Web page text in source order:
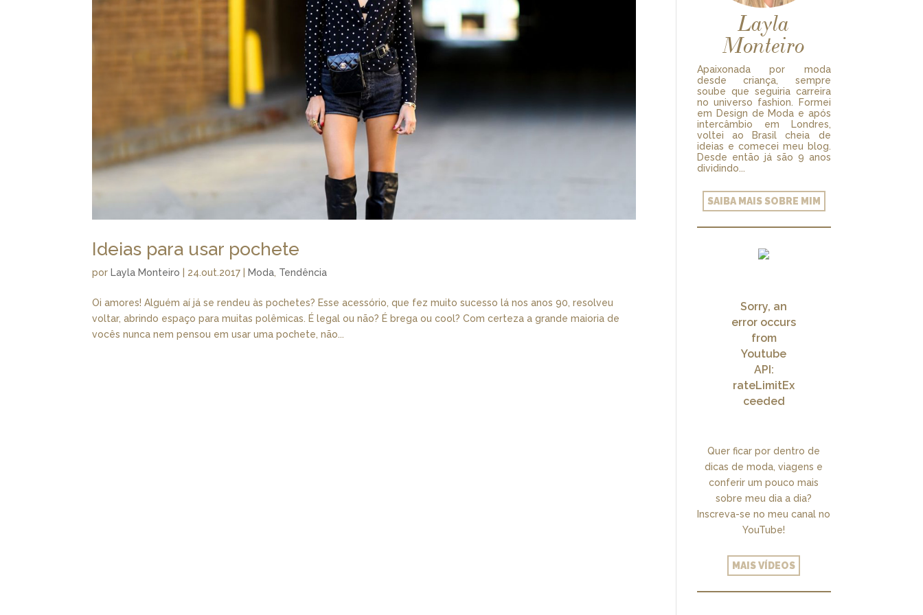
Ideias para usar pochete
por Layla Monteiro 24.out.2017 Moda, Tendência
Oi amores! Alguém aí já se rendeu às pochetes? Esse acessório, que fez muito sucesso lá nos anos 90, resolveu
voltar, abrindo espaço para muitas polêmicas. É legal ou não? É brega ou cool? Com certeza a grande maioria de
vocês nunca nem pensou em usar uma pochete, não...
Layla
Monteiro
Apaixonada por moda
desde criança, sempre
soube que seguiria carreira
no universo fashion. Formei
em Design de Moda e após
intercâmbio em Londres,
voltei ao Brasil cheia de
ideias e comecei meu blog.
Desde então já são 9 anos
dividindo...
SAIBA MAIS SOBRE MIM
Sorry, an
error occurs
from
Youtube
API:
rateLimitEx
ceeded
Quer ficar por dentro de
dicas de moda, viagens e
conferir um pouco mais
sobre meu dia a dia?
Inscreva-se no meu canal no
YouTube!
MAIS VÍDEOS